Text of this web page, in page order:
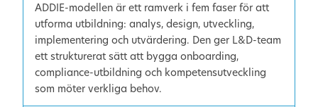
ADDIE-modellen är ett ramverk i fem faser för att
utforma utbildning: analys, design, utveckling,
implementering och utvärdering. Den ger L&D-team
ett strukturerat sätt att bygga onboarding,
compliance-utbildning och kompetensutveckling
som möter verkliga behov.